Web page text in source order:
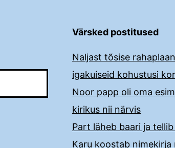
Värsked postitused
Naljast tõsise
igakuiseid kohustusi
Noor papp oli oma
kirikus nii närvis
Part läheb baari ja
Karu koostab nimekirja